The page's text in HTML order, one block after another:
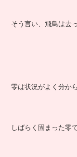
そう言い、飛鳥は去
零は状況がよく分か
しばらく固まった零